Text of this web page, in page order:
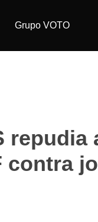
Grupo VOTO
contra